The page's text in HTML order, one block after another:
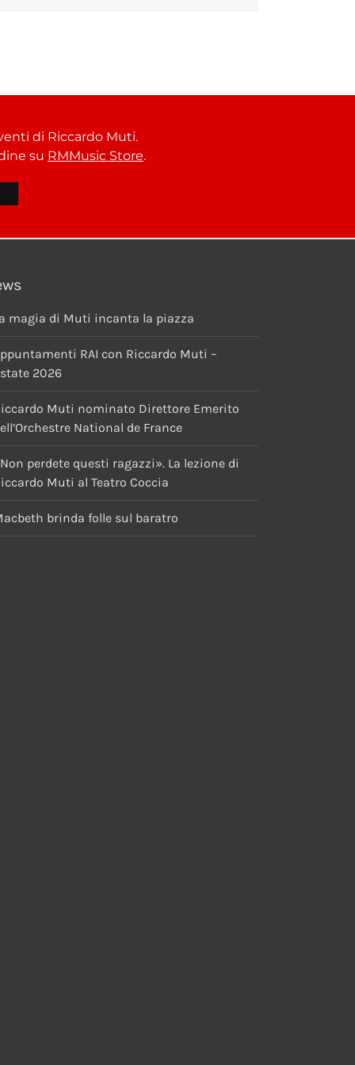
di Riccardo Muti.
su RMMusic Store.
magia di Muti incanta la piazza
RAI con Riccardo Muti –
2026
Muti nominato Direttore Emerito
National de France
perdete questi ragazzi». La lezione di
Muti al Teatro Coccia
brinda folle sul baratro